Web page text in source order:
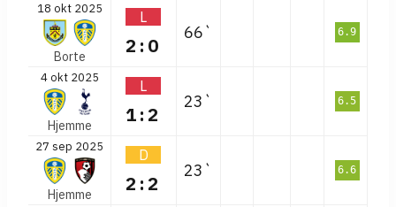
18 okt 2025
Borte
L
2:0
66` 6.9
4 okt 2025
Hjemme
L
1:2
23` 6.5
27 sep 2025
Hjemme
D
2:2
23` 6.6